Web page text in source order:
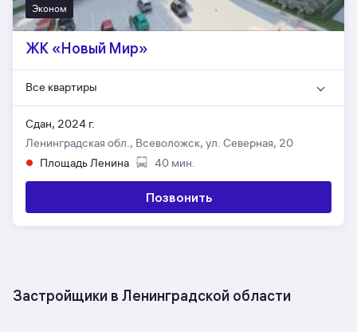
Эконом
ЖК «Новый Мир»
Все квартиры
Сдан, 2024 г.
Ленинградская обл., Всеволожск, ул. Северная, 20
Площадь Ленина
40 мин.
Позвонить
Застройщики в Ленинградской области